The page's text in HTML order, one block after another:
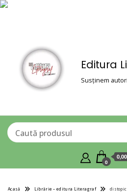
Editura
Susținem
0
Acasă Librărie – editura Literagraf distopic